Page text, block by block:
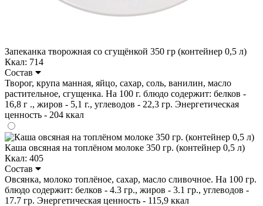
Запеканка творожная со сгущёнкой 350 гр (контейнер 0,5 л)
Ккал: 714
Состав
Творог, крупа манная, яйцо, сахар, соль, ванилин, масло
растительное, сгущенка. На 100 г. блюдо содержит: белков -
16,8 г ., жиров - 5,1 г., углеводов - 22,3 гр. Энергетическая
ценность - 204 ккал
Каша овсяная на топлёном молоке 350 гр. (контейнер 0,5 л)
Ккал: 405
Состав
Овсянка, молоко топлёное, сахар, масло сливочное. На 100 гр.
блюдо содержит: белков - 4.3 гр., жиров - 3.1 гр., углеводов -
17.7 гр. Энергетическая ценность - 115,9 ккал